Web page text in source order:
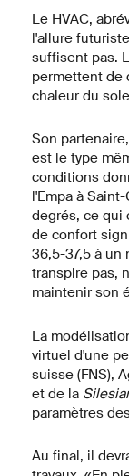
Le HVAC,
l'allure
suffisent pas.
permettent de
chaleur du
Son
est le type
conditions
l'Empa à
degrés, ce qui
de confort
36,5-37,5 à un
transpire pas,
maintenir son
La
virtuel d'une
suisse (FNS),
et de la
paramètres
Au final, il